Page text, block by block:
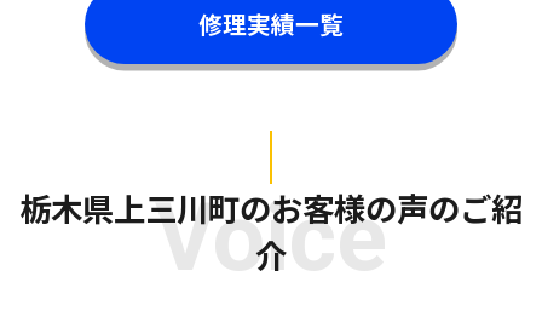
修理実績一覧
Voice
栃木県上三川町のお客様の声のご紹
介